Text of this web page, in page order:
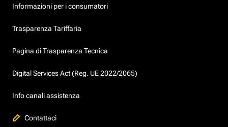
Informazioni per i consumatori
Trasparenza Tariffaria
Pagina di Trasparenza Tecnica
Digital Services Act (Reg. UE 2022/2065)
Info canali assistenza
Contattaci